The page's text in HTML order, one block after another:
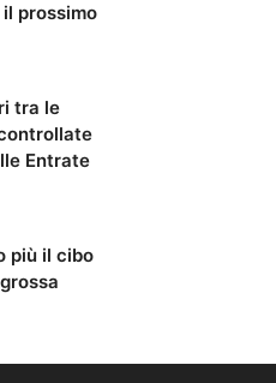
prossimo
tra le
Entrate
più il cibo